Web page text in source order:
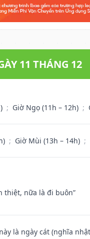
11 THÁNG 12
; Giờ Ngọ (11h – 12h) ;
; Giờ Mùi (13h – 14h) ;
thiệt, nữa là đi buôn”
là ngày cát (nghĩa